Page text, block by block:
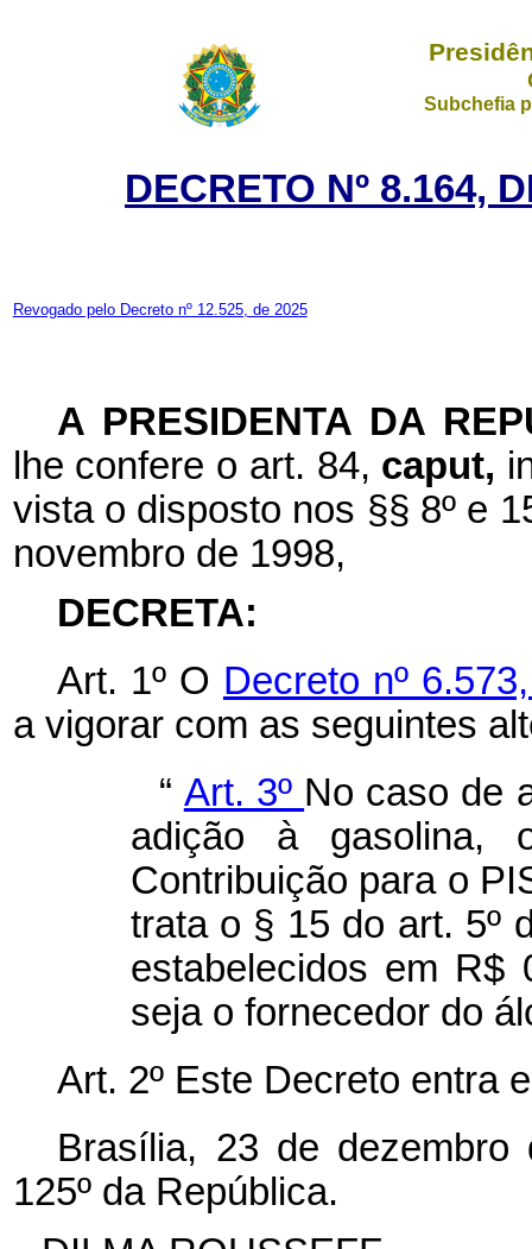
Subchefia
DECRETO Nº 8.164,
Revogado pelo Decreto nº 12.525, de 2025
A PRESIDENTA DA
lhe confere o art. 84, caput,
vista o disposto nos §§ 8º e
novembro de 1998,
DECRETA:
Art. 1º O Decreto nº
a vigorar com as seguintes
“ Art. 3º No caso de
adição à gasolina,
Contribuição para o
trata o § 15 do art. 5º
estabelecidos em R$
seja o fornecedor do
Art. 2º Este Decreto entra
Brasília, 23 de dezembro
125º da República.